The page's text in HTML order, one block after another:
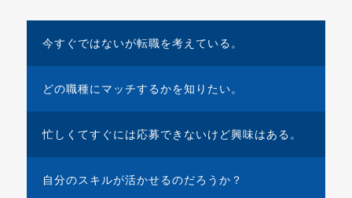
今すぐではないが転職を考えている。
どの職種にマッチするかを知りたい。
忙しくてすぐには応募できないけど興味はある。
自分のスキルが活かせるのだろうか？